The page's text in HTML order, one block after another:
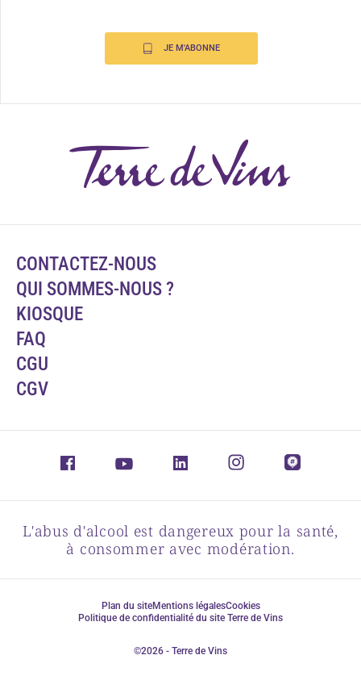
JE M'ABONNE
CONTACTEZ-NOUS
QUI SOMMES-NOUS ?
KIOSQUE
FAQ
CGU
CGV
L'abus d'alcool est dangereux pour la santé,
à consommer avec modération.
Plan du siteMentions légalesCookies
Politique de confidentialité du site Terre de Vins
©2026 - Terre de Vins